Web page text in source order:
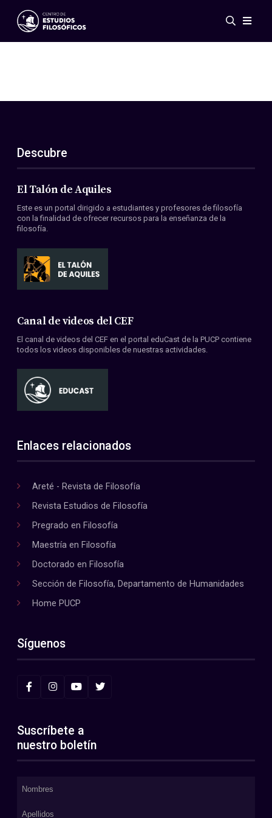
Eventos
ES
EN
Acerca de nosotros
Miembros
Convenios
Descubre
El Talón de Aquiles
Este es un portal dirigido a estudiantes y profesores de filosofía
con la finalidad de ofrecer recursos para la enseñanza de la
filosofía.
Canal de videos del CEF
El canal de videos del CEF en el portal eduCast de la PUCP contiene
todos los videos disponibles de nuestras actividades.
Enlaces relacionados
Areté - Revista de Filosofía
Revista Estudios de Filosofía
Pregrado en Filosofía
Maestría en Filosofía
Doctorado en Filosofía
Sección de Filosofía, Departamento de Humanidades
Home PUCP
Síguenos
Suscríbete a
nuestro boletín